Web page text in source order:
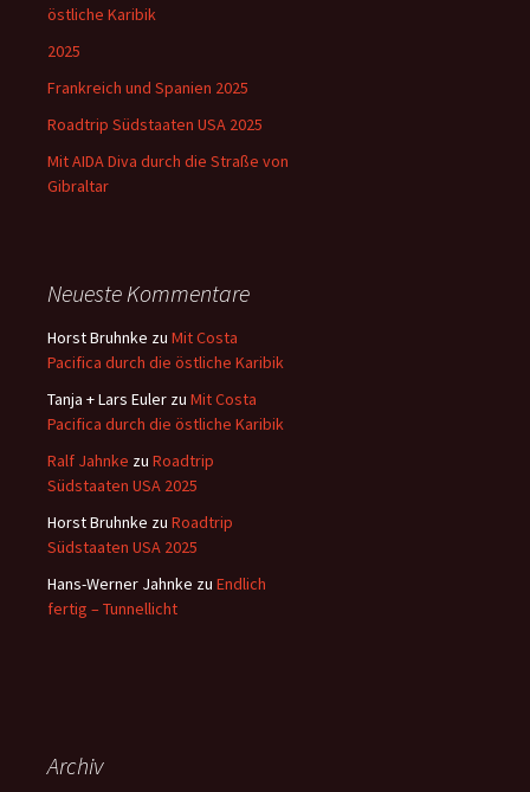
östliche Karibik
2025
Frankreich und Spanien 2025
Roadtrip Südstaaten USA 2025
Mit AIDA Diva durch die Straße von
Gibraltar
Neueste Kommentare
Horst Bruhnke zu Mit Costa
Pacifica durch die östliche Karibik
Tanja + Lars Euler zu Mit Costa
Pacifica durch die östliche Karibik
Ralf Jahnke zu Roadtrip
Südstaaten USA 2025
Horst Bruhnke zu Roadtrip
Südstaaten USA 2025
Hans-Werner Jahnke zu Endlich
fertig – Tunnellicht
Archiv